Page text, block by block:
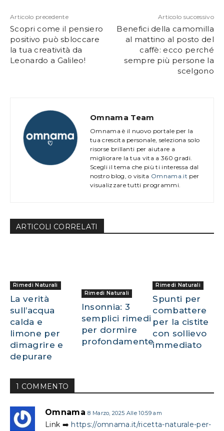
Articolo precedente
Scopri come il pensiero
positivo può sbloccare
la tua creatività da
Leonardo a Galileo!
Articolo successivo
Benefici della camomilla
al mattino al posto del
caffè: ecco perché
sempre più persone la
scelgono
Omnama Team
Omnama è il nuovo portale per la
tua crescita personale, seleziona solo
risorse brillanti per aiutare a
migliorare la tua vita a 360 gradi.
Scegli il tema che più ti interessa dal
nostro blog, o visita Omnama.it per
visualizzare tutti programmi.
ARTICOLl CORRELATI
Rimedi Naturali
La verità
sull’acqua
calda e
limone per
dimagrire e
depurare
Rimedi Naturali
Insonnia: 3
semplici rimedi
per dormire
profondamente
Rimedi Naturali
Spunti per
combattere
per la cistite
con sollievo
immediato
1 COMMENTO
Omnama 8 Marzo, 2025 Alle 10:59 am
Link ➡️ https://omnama.it/ricetta-naturale-per-